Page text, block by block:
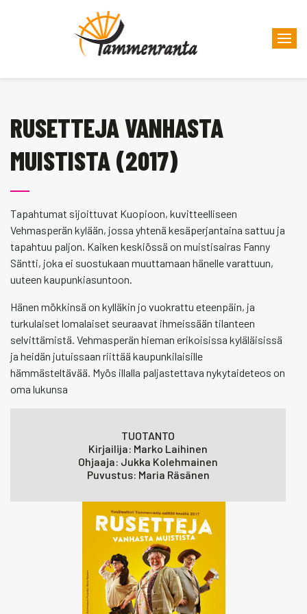
RUSETTEJA VANHASTA
MUISTISTA (2017)
Tapahtumat sijoittuvat Kuopioon, kuvitteelliseen
Vehmasperän kylään, jossa yhtenä kesäperjantaina sattuu ja
tapahtuu paljon. Kaiken keskiössä on muistisairas Fanny
Säntti, joka ei suostukaan muuttamaan hänelle varattuun,
uuteen kaupunkiasuntoon.
Hänen mökkinsä on kylläkin jo vuokrattu eteenpäin, ja
turkulaiset lomalaiset seuraavat ihmeissään tilanteen
selvittämistä. Vehmasperän hieman erikoisissa kyläläisissä
ja heidän jutuissaan riittää kaupunkilaisille
hämmästeltävää. Myös illalla paljastettava nykytaideteos on
oma lukunsa
TUOTANTO
Kirjailija: Marko Laihinen
Ohjaaja: Jukka Kolehmainen
Puvustus: Maria Räsänen